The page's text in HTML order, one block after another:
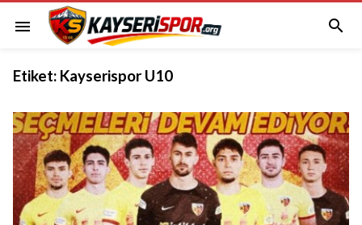
menu 
Etiket: Kayserispor U10